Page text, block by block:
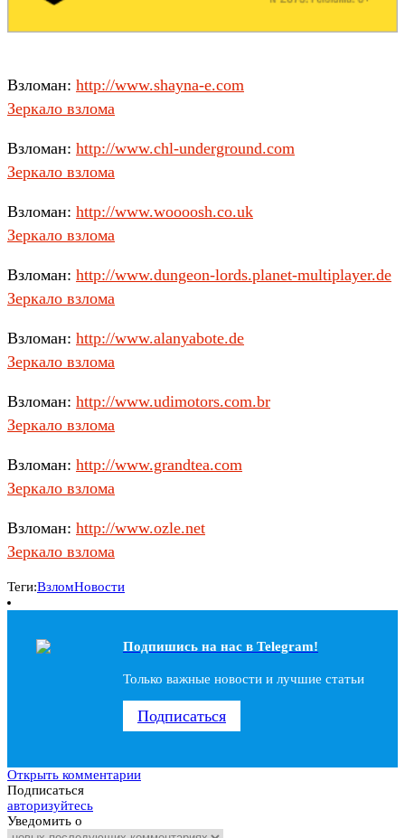
Взломан: http://www.shayna-e.com
Зеркало взлома
Взломан: http://www.chl-underground.com
Зеркало взлома
Взломан: http://www.woooosh.co.uk
Зеркало взлома
Взломан: http://www.dungeon-lords.planet-multiplayer.de
Зеркало взлома
Взломан: http://www.alanyabote.de
Зеркало взлома
Взломан: http://www.udimotors.com.br
Зеркало взлома
Взломан: http://www.grandtea.com
Зеркало взлома
Взломан: http://www.ozle.net
Зеркало взлома
Теги:ВзломНовости
Подпишись на наc в Telegram!
Только важные новости и лучшие статьи
Подписаться
Открыть комментарии
Подписаться
авторизуйтесь
Уведомить о